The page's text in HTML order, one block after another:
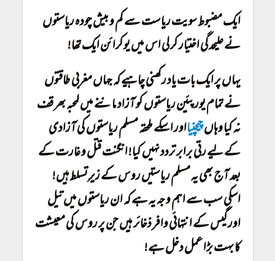
ایک مضبوط سویت ریاست سے کم و بیش چودہ ریاستوں
نے علیحدگی اختیار کر لی اس میں یوکرائن ایک تھا!
یہاں پر ایک بات یاد رکھنی چاہیے کہ جہاں مغربی طاقتوں
نے تمام یورپئین ریاستوں کو آزاد ماننے میں لمحبہ بھر قف
نہ کیا وہاںچیچنیااور اسکے ملحقہ مسلم ریاستوں کی آزادی
کے لیے رتی برابر تردد نہیں کیا! انگنت قتل و غارت کے
بعد آج بھی یہ مسلم ریاستیں روس کے زیرِ تسلط ہیں!
اسکی سب سے اہم وجہ یہ ہے کہ ان ریاستوں میں تیل
اور گیس کے انتہائی وافر ذخائر ہیں جن پر روس کی معیشت
کا بہت بڑا عمل دخل ہے!